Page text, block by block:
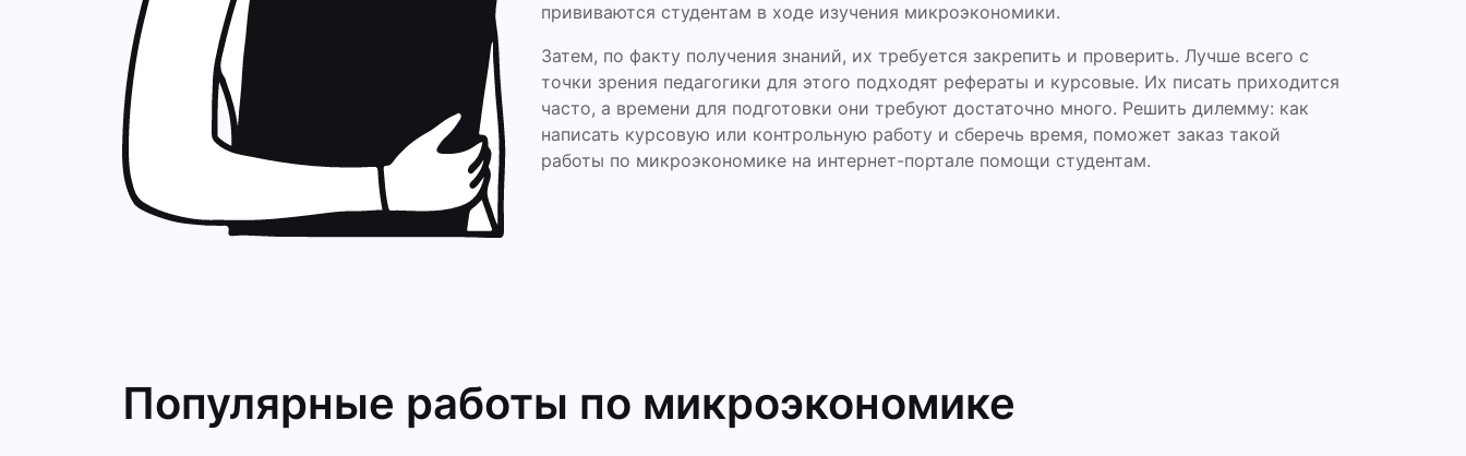
прививаются студентам в ходе изучения микроэкономики.
Затем, по факту получения знаний, их требуется закрепить и проверить. Лучше всего с
точки зрения педагогики для этого подходят рефераты и курсовые. Их писать приходится
часто, а времени для подготовки они требуют достаточно много. Решить дилемму: как
написать курсовую или контрольную работу и сберечь время, поможет заказ такой
работы по микроэкономике на интернет-портале помощи студентам.
Популярные работы по микроэконо­мике